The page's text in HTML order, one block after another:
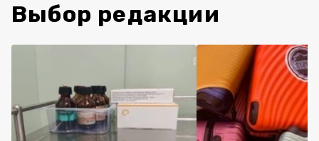
Выбор редакции